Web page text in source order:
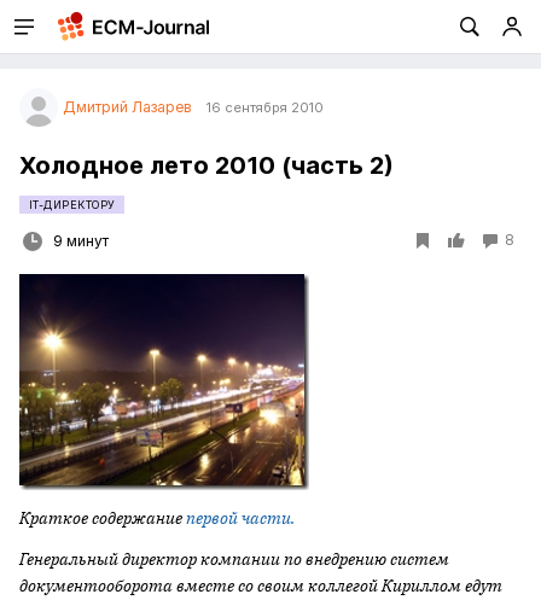
Дмитрий Лазарев 16 сентября 2010
Холодное лето 2010 (часть 2)
IT-ДИРЕКТОРУ
9 минут 8
Краткое содержаниепервой части.
Генеральный директор компании по внедрению систем
документооборота вместе со своим коллегой Кириллом едут